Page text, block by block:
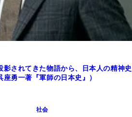
影されてきた物語から、日本人の精神史
勇一著『軍師の日本史』）
社会